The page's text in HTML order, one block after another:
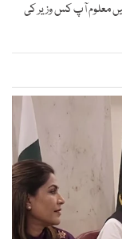
معلوم آپ کس وزیر کی